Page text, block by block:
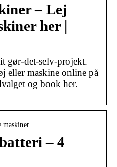
– Lej
her |
gør-det-selv-projekt.
eller maskine online på
og book her.
– 4